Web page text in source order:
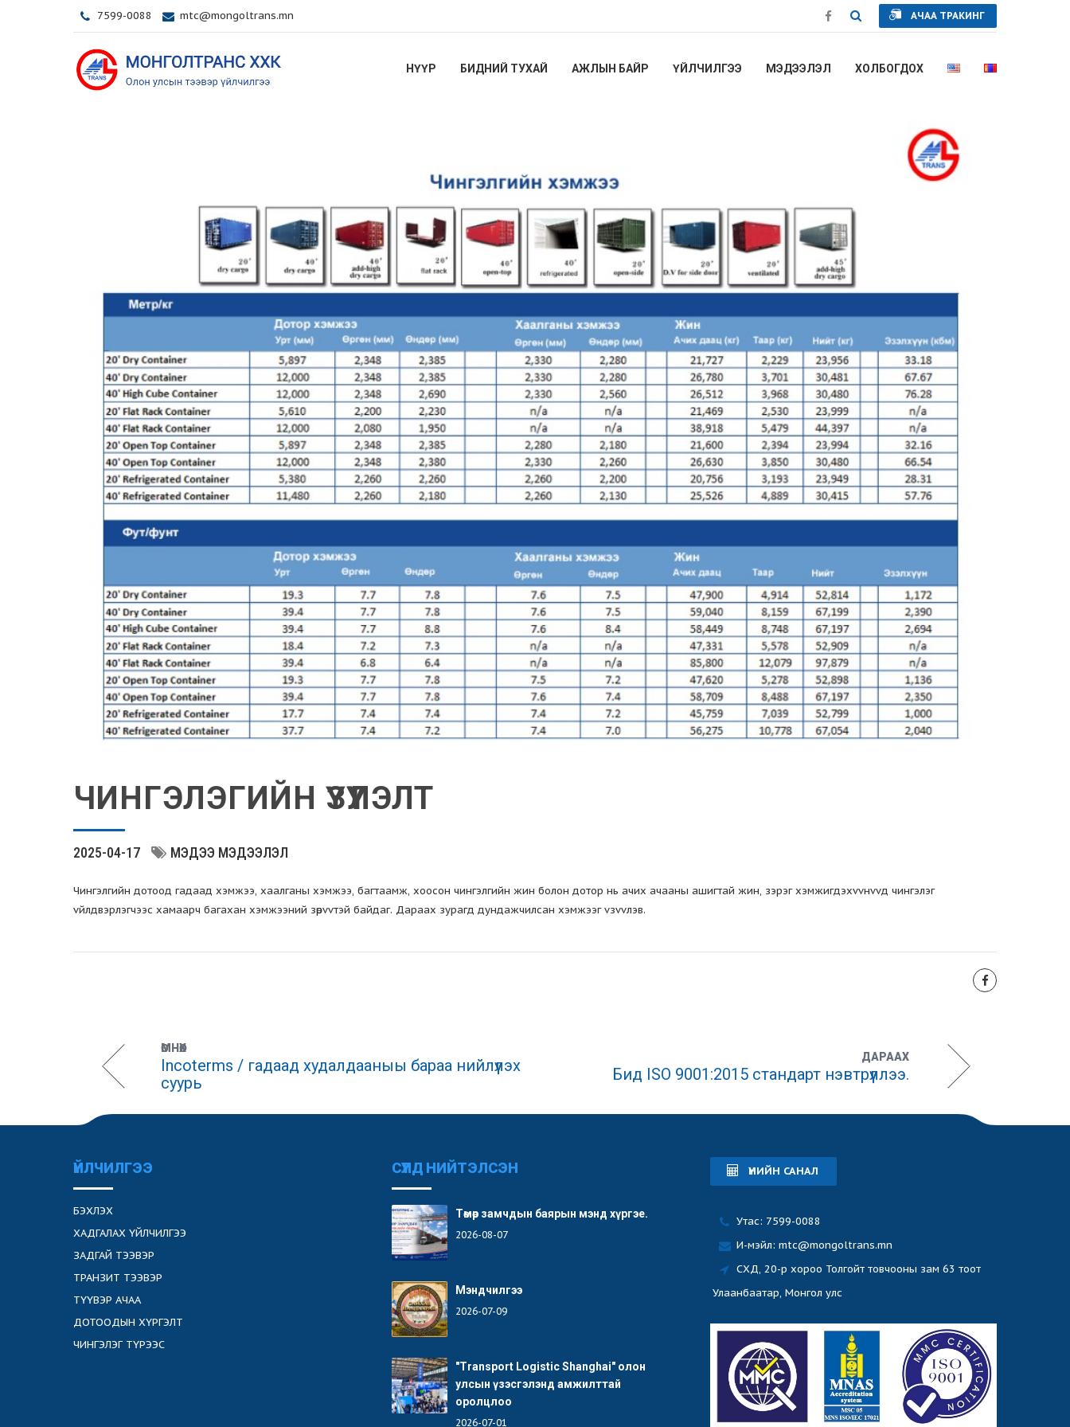
7599-0088 mtc@mongoltrans.mn АЧАА ТРАКИНГ
НҮҮР БИДНИЙ ТУХАЙ АЖЛЫН БАЙР ҮЙЛЧИЛГЭЭ МЭДЭЭЛЭЛ ХОЛБОГДОХ
ЧИНГЭЛЭГИЙН ҮЗҮҮЛЭЛТ
2025-04-17 МЭДЭЭ МЭДЭЭЛЭЛ
Чингэлгийн дотоод гадаад хэмжээ, хаалганы хэмжээ, багтаамж, хоосон чингэлгийн жин болон дотор нь ачих ачааны ашигтай жин, зэрэг хэмжигдэхvvнvvд чингэлэг
vйлдвэрлэгчээс хамаарч багахан хэмжээний зөрvvтэй байдаг. Дараах зурагд дундажчилсан хэмжээг vзvvлэв.
ӨМНӨХ
Incoterms / гадаад худалдааныы бараа нийлүүлэх
суурь
ДАРААХ
Бид ISO 9001:2015 стандарт нэвтрүүллээ.
ҮЙЛЧИЛГЭЭ
БЭХЛЭХ
ХАДГАЛАХ ҮЙЛЧИЛГЭЭ
ЗАДГАЙ ТЭЭВЭР
ТРАНЗИТ ТЭЭВЭР
ТҮҮВЭР АЧАА
ДОТООДЫН ХҮРГЭЛТ
ЧИНГЭЛЭГ ТҮРЭЭС
СҮҮЛД НИЙТЭЛСЭН
Төмөр замчдын баярын мэнд хүргэе.
2026-08-07
Мэндчилгээ
2026-07-09
"Transport Logistic Shanghai" олон
улсын үзэсгэлэнд амжилттай
оролцлоо
2026-07-01
ҮНИЙН САНАЛ
Утас: 7599-0088
И-мэйл: mtc@mongoltrans.mn
СХД, 20-р хороо Толгойт товчооны зам 63 тоот
Улаанбаатар, Монгол улс